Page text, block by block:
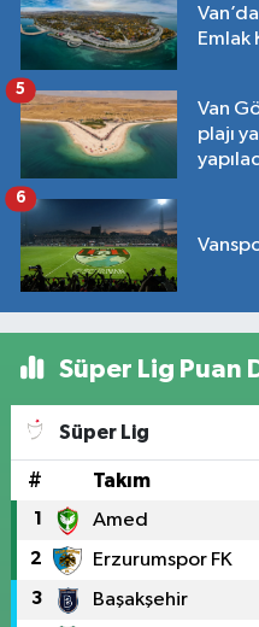
Emlak
Van
plajı
5
6
Süper Lig Puan
Süper Lig
# Takım
1 Amed
2 Erzurumspor FK
3 Başakşehir